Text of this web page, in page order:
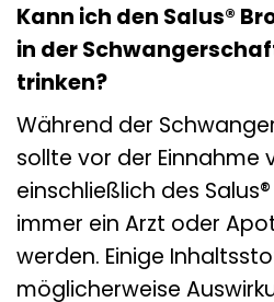
Kann ich den Salus®
in der
trinken?
Während der
sollte vor der Einnahme
einschließlich des
immer ein Arzt oder
werden. Einige
möglicherweise